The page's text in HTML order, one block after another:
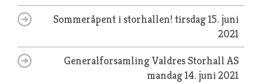
Sommeråpent i storhallen! tirsdag 15. juni
2021
Generalforsamling Valdres Storhall AS
mandag 14. juni 2021